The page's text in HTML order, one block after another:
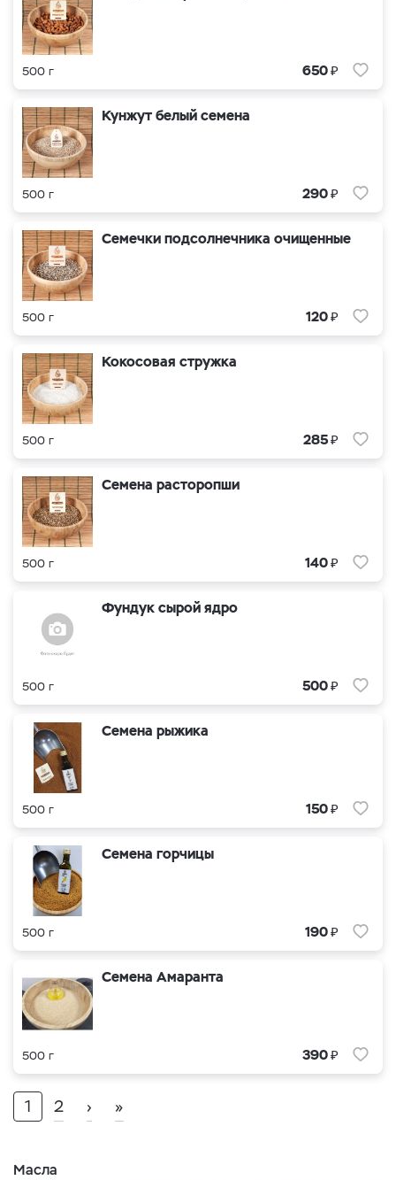
500 г 650₽
Кунжут белый семена
500 г 290₽
Семечки подсолнечника очищенные
500 г 120₽
Кокосовая стружка
500 г 285₽
Семена расторопши
500 г 140₽
Фундук сырой ядро
500 г 500₽
Семена рыжика
500 г 150₽
Семена горчицы
500 г 190₽
Семена Амаранта
500 г 390₽
1 2 › »
Масла